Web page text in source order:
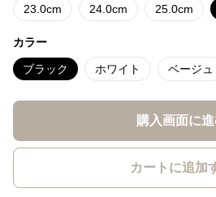
23.0cm 24.0cm 25.0cm
カラー
ブラック ホワイト ベージュ
購入画面に
カートに追加